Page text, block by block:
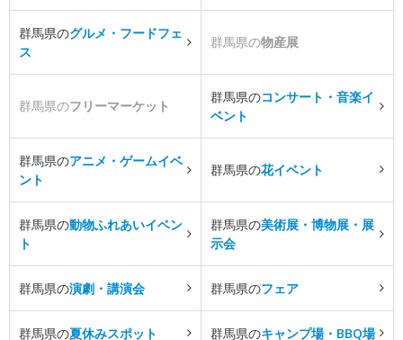
群馬県のグルメ・フードフェ
ス
群馬県の物産展
群馬県のフリーマーケット
群馬県のコンサート・音楽イ
ベント
群馬県のアニメ・ゲームイベ
ント
群馬県の花イベント
群馬県の動物ふれあいイベン
ト
群馬県の美術展・博物展・展
示会
群馬県の演劇・講演会 群馬県のフェア
群馬県の夏休みスポット 群馬県のキャンプ場・BBQ場